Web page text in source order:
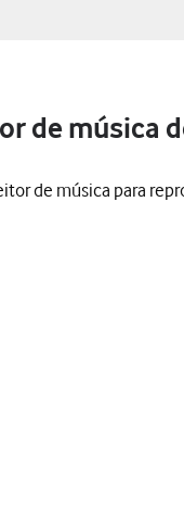
de música
de música para